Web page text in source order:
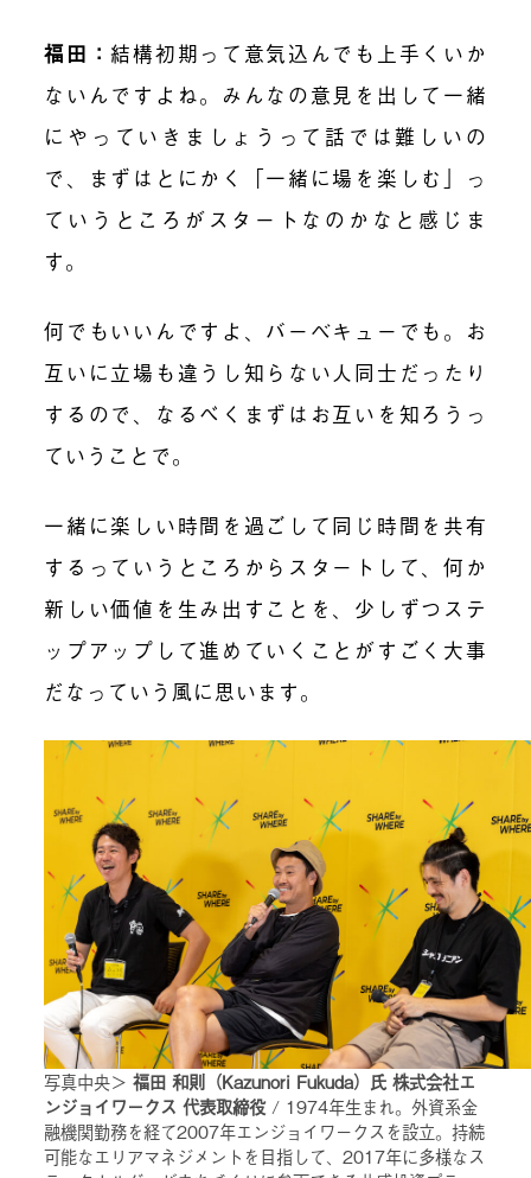
福田 ：結構初期って意気込んでも上手くいか
ないんですよね。みんなの意見を出して一緒
にやっていきましょうって話では難しいの
で、まずはとにかく「一緒に場を楽しむ」っ
ていうところがスタートなのかなと感じま
す。
何でもいいんですよ、バーベキューでも。お
互いに立場も違うし知らない人同士だったり
するので、なるべくまずはお互いを知ろうっ
ていうことで。
一緒に楽しい時間を過ごして同じ時間を共有
するっていうところからスタートして、何か
新しい価値を生み出すことを、少しずつステ
ップアップして進めていくことがすごく大事
だなっていう風に思います。
写真中央＞福田 和則（Kazunori Fukuda）氏 株式会社エ
ンジョイワークス 代表取締役/ 1974年生まれ。外資系金
融機関勤務を経て2007年エンジョイワークスを設立。持続
可能なエリアマネジメントを目指して、2017年に多様なス